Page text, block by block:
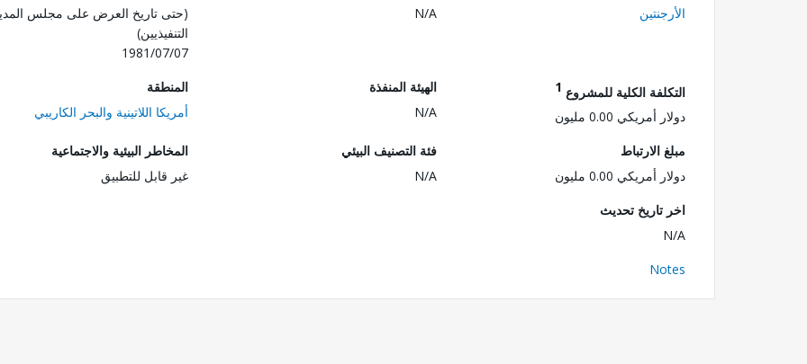
الأرجنتين
N/A
(حتى تاريخ العرض على مجلس
التنفيذيين)
1981/07/07
التكلفة الكلية للمشروع 1
دولار أمريكي 0.00 مليون
الهيئة المنفذة
N/A
المنطقة
أمريكا اللاتينية والبحر الكاريبي
مبلغ الارتباط
دولار أمريكي 0.00 مليون
فئة التصنيف البيئي
N/A
المخاطر البيئية والاجتماعية
غير قابل للتطبيق
اخر تاريخ تحديث
N/A
Notes